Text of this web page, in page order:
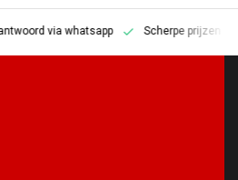
via whatsapp Scherpe prijzen